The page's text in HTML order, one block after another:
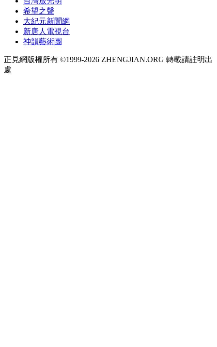
希望之聲
大紀元新聞網
新唐人電視台
神韻藝術團
正見網版權所有 ©1999-2026 ZHENGJIAN.ORG 轉載請註明出
處